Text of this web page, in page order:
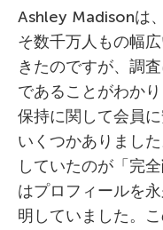
Ashley Madisonは
そ数千万人もの幅
きたのですが、調
であることがわか
保持に関して会員
いくつかありまし
していたのが「完
はプロフィールを
明していました。